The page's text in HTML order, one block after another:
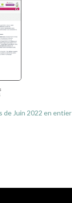
de Juin 2022 en entier